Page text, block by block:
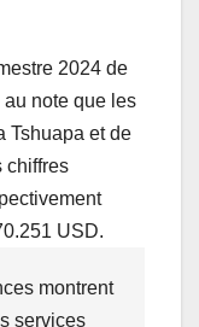
2024 de
au note que les
Tshuapa et de
chiffres
USD.
montrent
services